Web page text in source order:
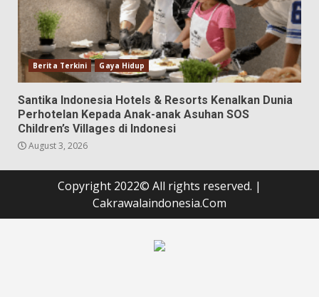
Berita Terkini Gaya Hidup
Santika Indonesia Hotels & Resorts Kenalkan Dunia
Perhotelan Kepada Anak-anak Asuhan SOS
Children’s Villages di Indonesi
August 3, 2026
Copyright 2022© All rights reserved. |
Cakrawalaindonesia.Com